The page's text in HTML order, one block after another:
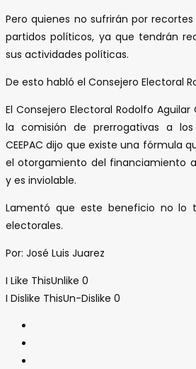
Pero quienes no sufrirán por
partidos políticos, ya que tendrán
sus actividades políticas.
De esto habló el Consejero Electoral
El Consejero Electoral Rodolfo
la comisión de prerrogativas a
CEEPAC dijo que existe una fórmula
el otorgamiento del financiamiento
y es inviolable.
Lamentó que este beneficio no lo
electorales.
Por: José Luis Juarez
I Like ThisUnlike 0
I Dislike ThisUn-Dislike 0